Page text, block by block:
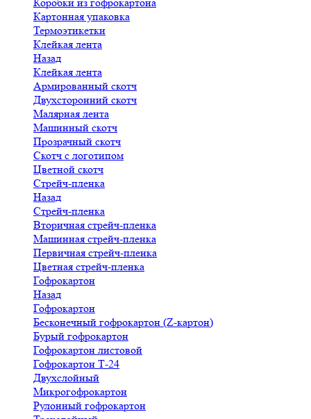
Картонная упаковка
Термоэтикетки
Клейкая лента
Назад
Клейкая лента
Армированный скотч
Двухсторонний скотч
Малярная лента
Машинный скотч
Прозрачный скотч
Скотч с логотипом
Цветной скотч
Стрейч-пленка
Назад
Стрейч-пленка
Вторичная стрейч-пленка
Машинная стрейч-пленка
Первичная стрейч-пленка
Цветная стрейч-пленка
Гофрокартон
Назад
Гофрокартон
Бесконечный гофрокартон (Z-картон)
Бурый гофрокартон
Гофрокартон листовой
Гофрокартон Т-24
Двухслойный
Микрогофрокартон
Рулонный гофрокартон